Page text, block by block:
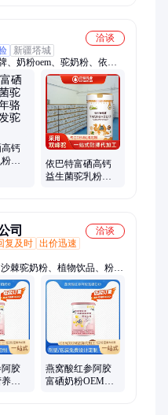
洽谈
新疆塔城
、奶粉oem、驼奶粉、依巴
应、驼奶粉OEM、骆驼奶
粉、依巴特驼乳粉、大包驼
正宗驼乳粉、驼乳粉定制、
、驼奶OEM、中老年驼
钙
中
依巴特富硒高钙
益生菌驼乳粉配
司
洽谈
复及时 出价迅速
棘驼奶粉、植物饮品、粉
玫瑰油凝胶糖果、蛋白固体
软胶囊、益生菌固体饮料、
酯、口服液代工、oem定制
胶
奶
燕窝酸红参阿胶
富硒奶粉OEM专